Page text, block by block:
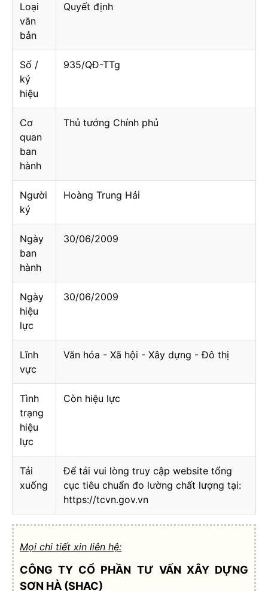
Loại
văn
bản
Quyết định
Số /
ký
hiệu
935/QĐ-TTg
Cơ
quan
ban
hành
Thủ tướng Chính phủ
Người
ký
Hoàng Trung Hải
Ngày
ban
hành
30/06/2009
Ngày
hiệu
lực
30/06/2009
Lĩnh
vực
Văn hóa - Xã hội - Xây dựng - Đô thị
Tình
trạng
hiệu
lực
Còn hiệu lực
Tải
xuống
Để tải vui lòng truy cập website tổng
cục tiêu chuẩn đo lường chất lượng tại:
https://tcvn.gov.vn
Mọi chi tiết xin liên hệ:
CÔNG TY CỔ PHẦN TƯ VẤN XÂY DỰNG
SƠN HÀ (SHAC)